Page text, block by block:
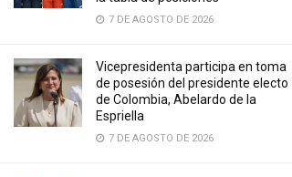
7 DE AGOSTO DE 2026
Vicepresidenta participa en toma
de posesión del presidente electo
de Colombia, Abelardo de la
Espriella
7 DE AGOSTO DE 2026